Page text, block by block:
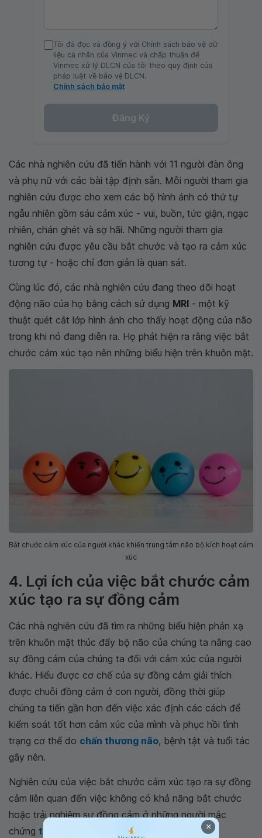
Tôi đã đọc và đồng ý với Chính sách bảo vệ dữ
liệu cá nhân của Vinmec và chấp thuận để
Vinmec xử lý DLCN của tôi theo quy định của
pháp luật về bảo vệ DLCN.
Chính sách bảo mật
Đăng Ký
Các nhà nghiên cứu đã tiến hành với 11 người đàn ông
và phụ nữ với các bài tập định sẵn. Mỗi người tham gia
nghiên cứu được cho xem các bộ hình ảnh có thứ tự
ngẫu nhiên gồm sáu cảm xúc - vui, buồn, tức giận, ngạc
nhiên, chán ghét và sợ hãi. Những người tham gia
nghiên cứu được yêu cầu bắt chước và tạo ra cảm xúc
tương tự - hoặc chỉ đơn giản là quan sát.
Cùng lúc đó, các nhà nghiên cứu đang theo dõi hoạt
động não của họ bằng cách sử dụng MRI - một kỹ
thuật quét cắt lớp hình ảnh cho thấy hoạt động của não
trong khi nó đang diễn ra. Họ phát hiện ra rằng việc bắt
chước cảm xúc tạo nên những biểu hiện trên khuôn mặt.
Bắt chước cảm xúc của người khác khiến trung tâm não bộ kích hoạt cảm
xúc
4. Lợi ích của việc bắt chước cảm
xúc tạo ra sự đồng cảm
Các nhà nghiên cứu đã tìm ra những biểu hiện phản xạ
trên khuôn mặt thúc đẩy bộ não của chúng ta nâng cao
sự đồng cảm của chúng ta đối với cảm xúc của người
khác. Hiểu được cơ chế của sự đồng cảm giải thích
được chuỗi đồng cảm ở con người, đồng thời giúp
chúng ta tiến gần hơn đến việc xác định các cách để
kiểm soát tốt hơn cảm xúc của mình và phục hồi tình
trạng cơ thể do chấn thương não , bệnh tật và tuổi tác
gây nên.
Nghiên cứu của việc bắt chước cảm xúc tạo ra sự đồng
cảm liên quan đến việc không có khả năng bắt chước
hoặc trải nghiệm sự đồng cảm ở những người mắc
chứng tự kỷ ×